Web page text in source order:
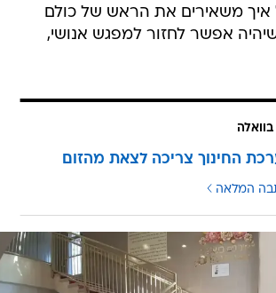
איך משאירים את הראש של כולם
אפשר לחזור למפגש אנושי,
בוואלה
החינוך צריכה לצאת מהזום
המלאה